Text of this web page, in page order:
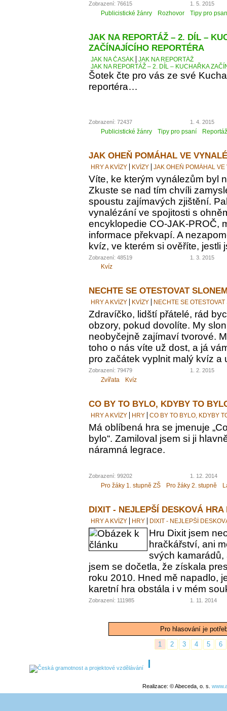
Zobrazení: 76615 1. 5. 2015
Publicistické žánry Rozhovor Tipy pro
JAK NA REPORTÁŽ – 2. DÍL –
ZAČÍNAJÍCÍHO REPORTÉRA
JAK NA ČASÁK
JAK NA REPORTÁŽ
JAK NA REPORTÁŽ – 2. DÍL – KUCHAŘKA
Šotek čte pro vás ze své
reportéra…
Zobrazení: 72437 1. 4. 2015
Publicistické žánry Tipy pro psaní Reportáž
JAK OHEŇ POMÁHAL VE
HRY A KVÍZY KVÍZY JAK OHEŇ POMÁHAL VE
Víte, ke kterým vynálezům byl
Zkuste se nad tím chvíli
spoustu zajímavých zjištění.
vynalézání ve spojitosti s
encyklopedie CO-JAK-PROČ,
informace překvapí. A
kvíz, ve kterém si ověříte, jestli
Zobrazení: 48519 1. 3. 2015
Kvíz
NECHTE SE OTESTOVAT
HRY A KVÍZY KVÍZY NECHTE SE
Zdravíčko, lidští přátelé, rád
obzory, pokud dovolíte. My
neobyčejně zajímaví tvorové.
toho o nás víte už dost, a já
pro začátek vyplnit malý kvíz a
Zobrazení: 79479 1. 2. 2015
Zvířata Kvíz
CO BY TO BYLO, KDYBY TO
HRY A KVÍZY HRY CO BY TO BYLO, KDYBY
Má oblíbená hra se jmenuje
bylo“. Zamiloval jsem si ji
náramná legrace.
Zobrazení: 99202 1. 12. 2014
Pro žáky 1. stupně ZŠ Pro žáky 2. stupně
DIXIT - NEJLEPŠÍ DESKOVÁ HRA
HRY A KVÍZY HRY DIXIT - NEJLEPŠÍ
Hru Dixit jsem
hračkářství, ani
svých kamarádů,
jsem se dočetla, že získala
roku 2010. Hned mě napadlo,
karetní hra obstála i v mém
Zobrazení: 111985 1. 11. 2014
Pro hlasování je
1
2 3 4 5 6
Realizace: © Abeceda, o. s.